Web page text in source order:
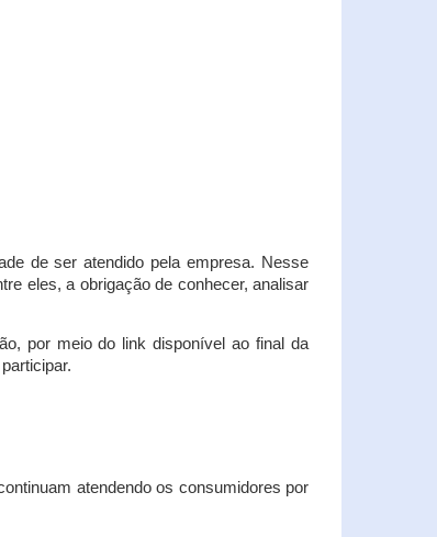
de ser atendido pela empresa. Nesse
eles, a obrigação de conhecer, analisar
por meio do link disponível ao final da
atendendo os consumidores por